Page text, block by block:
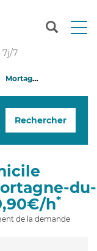
T
n
g
i
7j/7
Mortagne-du-Nord
Rechercher
du-
h*
de la demande